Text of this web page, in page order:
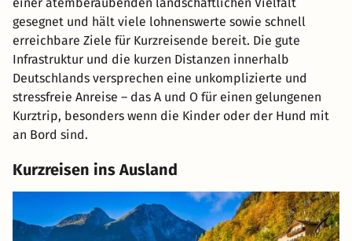
einer atemberaubenden landschaftlichen Vielfalt
gesegnet und hält viele lohnenswerte sowie schnell
erreichbare Ziele für Kurzreisende bereit. Die gute
Infrastruktur und die kurzen Distanzen innerhalb
Deutschlands versprechen eine unkomplizierte und
stressfreie Anreise – das A und O für einen gelungenen
Kurztrip, besonders wenn die Kinder oder der Hund mit
an Bord sind.
Kurzreisen ins Ausland